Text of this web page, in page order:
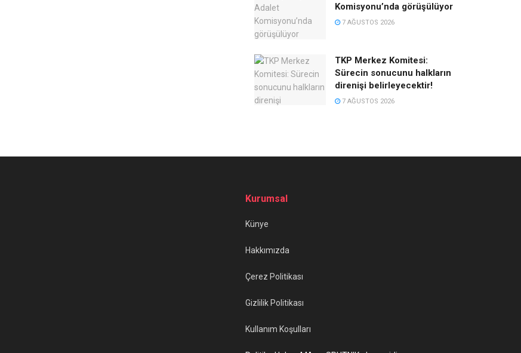
Komisyonu’nda görüşülüyor
7 AĞUSTOS 2026
TKP Merkez Komitesi:
Sürecin sonucunu halkların
direnişi belirleyecektir!
7 AĞUSTOS 2026
Kurumsal
Künye
Hakkımızda
Çerez Politikası
Gizlilik Politikası
Kullanım Koşulları